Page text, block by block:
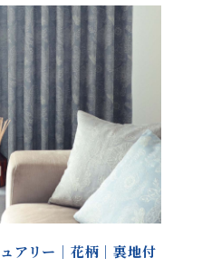
ュアリー｜花柄｜裏地付